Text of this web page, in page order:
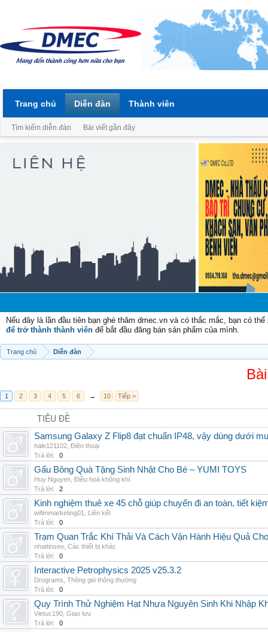
Nếu đây là lần đầu tiên bạn ghé thăm dmec.vn và có thắc mắc, bạn có
để trở thành thành viên để bắt đầu đăng bán sản phẩm của mình.
Trang chủ Diễn đàn
1 2 3 4 5 6 → 10 Tiếp >
TIÊU ĐỀ
Samsung Galaxy Z Flip8 đạt chuẩn IP48, vậy dùng dưới
hale121102 Điện thoại
Trả lời:
0
Gấu Bông Quà Tặng Sinh Nhật Cho Bé – YUMI TOYS
Huy Nguyen Điều hoà không khí
Trả lời:
2
Kinh nghiệm thuê xe 45 chỗ giúp chuyến đi an toàn, tiết
wifimmarketing01
Liên kết
Trả lời:
0
Trạm Quan Trắc Khí Thải Và Cách Vận Hành Hiệu Quả
nhattinseo Các thiết bị khác
Trả lời:
0
Interactive Petrophysics 2025 v25.3.2
Drograms Thông gió thông thường
Trả lời:
0
Quy Trình Thử Nghiệm Hạt Nhựa Nguyên Sinh Khi Nhập
Vietuc190 Giao lưu
Trả lời:
0
Trang chủ Diễn đàn
Tìm kiếm diễn đàn Bài viết gần đây
Thành viên